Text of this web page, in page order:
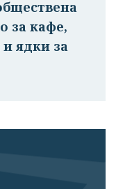
за кафе,
ядки за